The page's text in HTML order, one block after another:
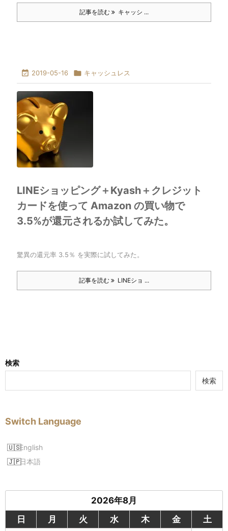
記事を読む キャッシ ...
 2019-05-16  キャッシュレス
LINEショッピング＋Kyash＋クレジット
カードを使って Amazon の買い物で
3.5%が還元されるか試してみた。
驚異の還元率 3.5％ を実際に試してみた。
記事を読む LINEショ ...
検索
検索
Switch Language
English
日本語
2026年8月
日
月 火 水 木 金
土